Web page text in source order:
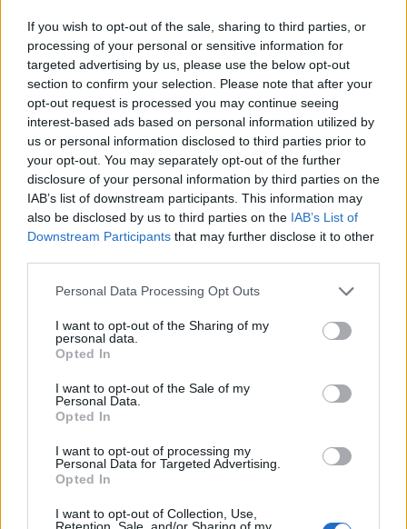
If you wish to opt-out of the sale, sharing to third parties, or
processing of your personal or sensitive information for
targeted advertising by us, please use the below opt-out
section to confirm your selection. Please note that after your
opt-out request is processed you may continue seeing
interest-based ads based on personal information utilized by
us or personal information disclosed to third parties prior to
your opt-out. You may separately opt-out of the further
disclosure of your personal information by third parties on the
IAB’s list of downstream participants. This information may
also be disclosed by us to third parties on the IAB’s List of
Downstream Participants that may further disclose it to other
Personal Data Processing Opt Outs
I want to opt-out of the Sharing of my
personal data.
Opted In
I want to opt-out of the Sale of my
Personal Data.
Opted In
I want to opt-out of processing my
Personal Data for Targeted Advertising.
Opted In
I want to opt-out of Collection, Use,
Retention, Sale, and/or Sharing of my
Френска инвестиция активира
изграждането на интерконектора
между Гърция и Кипър
06.08.2026 / 17:06
Износът на електромобили от Китай